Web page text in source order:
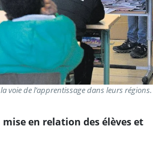
voie de l’apprentissage dans leurs régions.
en relation des élèves et